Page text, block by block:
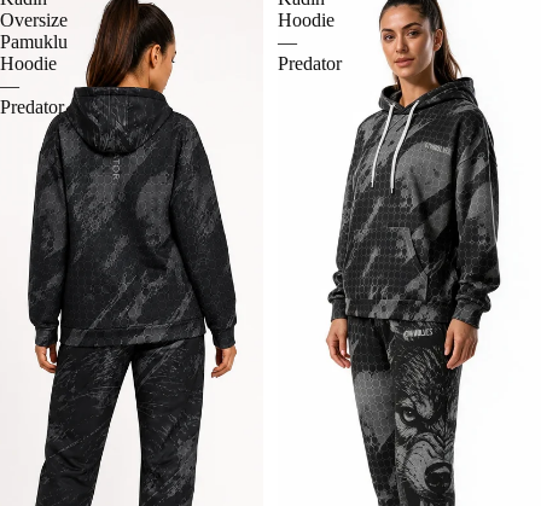
Oversize
Pamuklu
Hoodie
—
Predator
Hoodie
—
Predator